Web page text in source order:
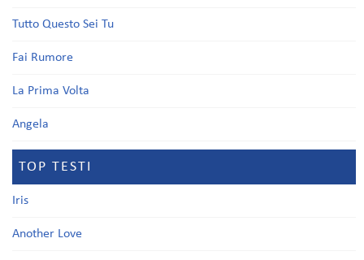
Tutto Questo Sei Tu
Fai Rumore
La Prima Volta
Angela
TOP TESTI
Iris
Another Love